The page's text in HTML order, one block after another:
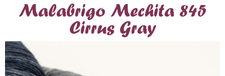
Malabrigo Mechita 845
Cirrus Gray